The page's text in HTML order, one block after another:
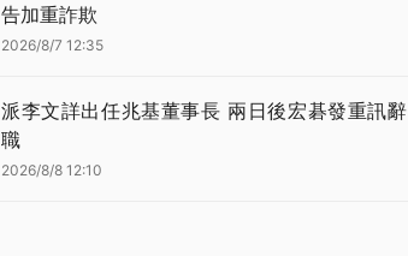
告加重詐欺
2026/8/7 12:35
派李文詳出任兆基董事長 兩日後宏碁發重訊辭
職
2026/8/8 12:10